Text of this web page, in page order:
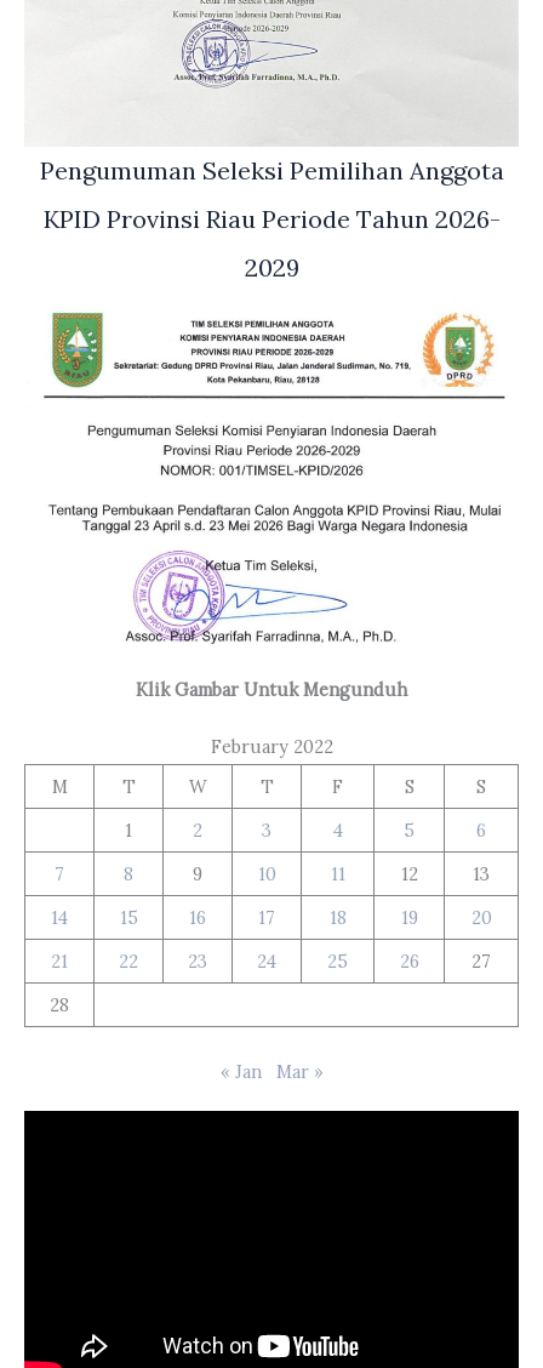
Pengumuman Seleksi Pemilihan Anggota
KPID Provinsi Riau Periode Tahun 2026-
2029
Klik Gambar Untuk Mengunduh
February 2022
M
T W T F S
S
1
2 3 4 5
6
7
8 9 10 11 12
13
14
15 16 17 18 19
20
21
22 23 24 25 26
27
28
« Jan Mar »